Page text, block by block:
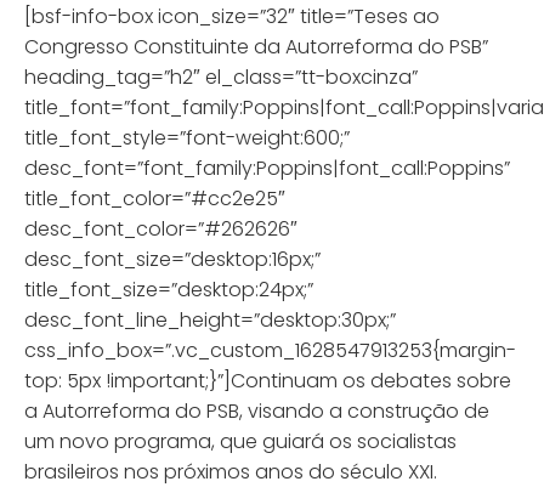
[bsf-info-box icon_size=”32″ title=”Teses ao
Congresso Constituinte da Autorreforma do PSB”
heading_tag=”h2″ el_class=”tt-boxcinza”
title_font_style=”font-weight:600;”
desc_font=”font_family:Poppins|font_call:Poppins”
title_font_color=”#cc2e25″
desc_font_color=”#262626″
desc_font_size=”desktop:16px;”
title_font_size=”desktop:24px;”
desc_font_line_height=”desktop:30px;”
css_info_box=”.vc_custom_1628547913253{margin-
top: 5px !important;}”]Continuam os debates sobre
a Autorreforma do PSB, visando a construção de
um novo programa, que guiará os socialistas
brasileiros nos próximos anos do século XXI.